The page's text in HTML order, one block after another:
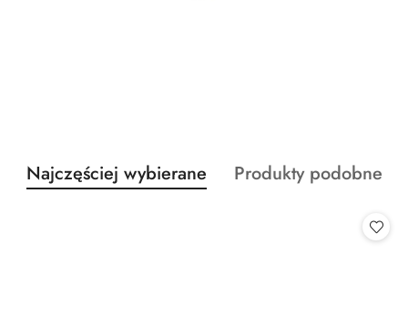
Pomiń karuzelę produktów
Produkty
o
Najczęściej wybierane
Produkty
Produkty podobne